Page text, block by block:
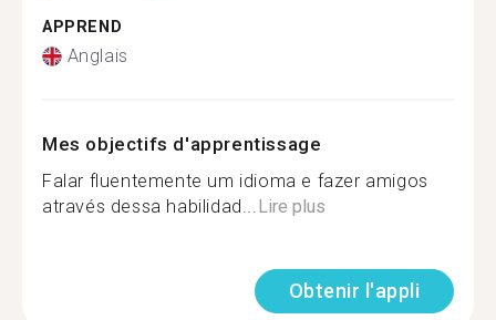
APPREND
Anglais
Mes objectifs d'apprentissage
Falar fluentemente um idioma e fazer amigos
através dessa habilidad...Lire plus
Obtenir l'appli